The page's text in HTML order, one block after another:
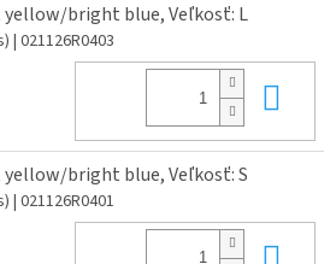
yellow/bright blue, Veľkosť: L
| 021126R0403
yellow/bright blue, Veľkosť: S
| 021126R0401